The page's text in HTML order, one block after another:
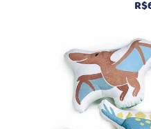
R$